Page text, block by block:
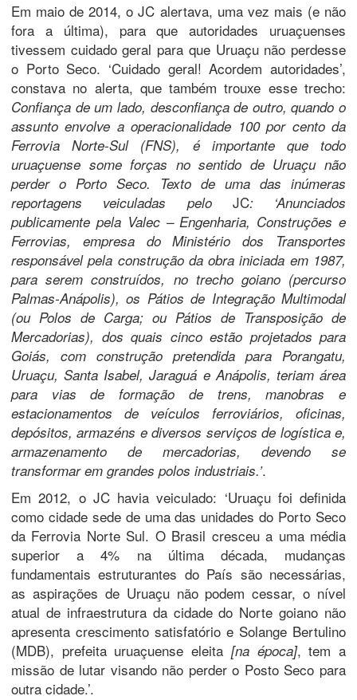
Em maio de 2014, o JC alertava, uma vez mais (e não
fora a última), para que autoridades uruaçuenses
tivessem cuidado geral para que Uruaçu não perdesse
o Porto Seco. ‘Cuidado geral! Acordem autoridades’,
constava no alerta, que também trouxe esse trecho:
Confiança de um lado, desconfiança de outro, quando o
assunto envolve a operacionalidade 100 por cento da
Ferrovia Norte-Sul (FNS), é importante que todo
uruaçuense some forças no sentido de Uruaçu não
perder o Porto Seco. Texto de uma das inúmeras
reportagens veiculadas pelo JC: ‘Anunciados
publicamente pela Valec – Engenharia, Construções e
Ferrovias, empresa do Ministério dos Transportes
responsável pela construção da obra iniciada em 1987,
para serem construídos, no trecho goiano (percurso
Palmas-Anápolis), os Pátios de Integração Multimodal
(ou Polos de Carga; ou Pátios de Transposição de
Mercadorias), dos quais cinco estão projetados para
Goiás, com construção pretendida para Porangatu,
Uruaçu, Santa Isabel, Jaraguá e Anápolis, teriam área
para vias de formação de trens, manobras e
estacionamentos de veículos ferroviários, oficinas,
depósitos, armazéns e diversos serviços de logística e,
armazenamento de mercadorias, devendo se
transformar em grandes polos industriais.’.
Em 2012, o JC havia veiculado: ‘Uruaçu foi definida
como cidade sede de uma das unidades do Porto Seco
da Ferrovia Norte Sul. O Brasil cresceu a uma média
superior a 4% na última década, mudanças
fundamentais estruturantes do País são necessárias,
as aspirações de Uruaçu não podem cessar, o nível
atual de infraestrutura da cidade do Norte goiano não
apresenta crescimento satisfatório e Solange Bertulino
(MDB), prefeita uruaçuense eleita [na época], tem a
missão de lutar visando não perder o Posto Seco para
outra cidade.’.